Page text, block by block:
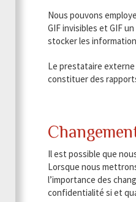
Nous pouvons
GIF invisibles et GIF
stocker les
Le prestataire
constituer des
Il est possible que
Lorsque nous
l’importance des
confidentialité si et